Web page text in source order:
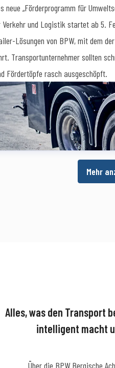
neue „Förderprogramm für
und Logistik startet ab 5.
Lösungen von BPW, mit dem
Transportunternehmer sollten
Fördertöpfe rasch ausgeschöpft.
Mehr
Alles, was den Transport
intelligent macht
Über die BPW Bergische